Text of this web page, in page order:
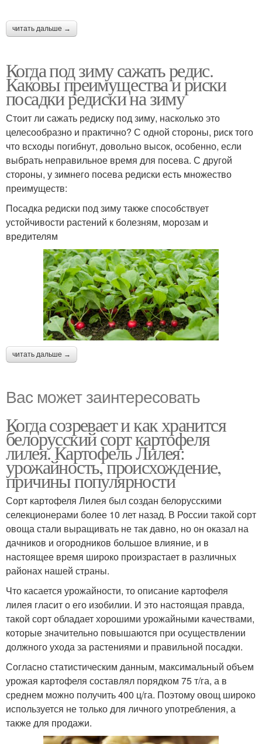
читать дальше →
Когда под зиму сажать редис.
Каковы преимущества и риски
посадки редиски на зиму
Стоит ли сажать редиску под зиму, насколько это
целесообразно и практично? С одной стороны, риск того
что всходы погибнут, довольно высок, особенно, если
выбрать неправильное время для посева. С другой
стороны, у зимнего посева редиски есть множество
преимуществ:
Посадка редиски под зиму также способствует
устойчивости растений к болезням, морозам и
вредителям
читать дальше →
Вас может заинтересовать
Когда созревает и как хранится
белорусский сорт картофеля
лилея. Картофель Лилея:
урожайность, происхождение,
причины популярности
Сорт картофеля Лилея был создан белорусскими
селекционерами более 10 лет назад. В России такой сорт
овоща стали выращивать не так давно, но он оказал на
дачников и огородников большое влияние, и в
настоящее время широко произрастает в различных
районах нашей страны.
Что касается урожайности, то описание картофеля
лилея гласит о его изобилии. И это настоящая правда,
такой сорт обладает хорошими урожайными качествами,
которые значительно повышаются при осуществлении
должного ухода за растениями и правильной посадки.
Согласно статистическим данным, максимальный объем
урожая картофеля составлял порядком 75 т/га, а в
среднем можно получить 400 ц/га. Поэтому овощ широко
используется не только для личного употребления, а
также для продажи.